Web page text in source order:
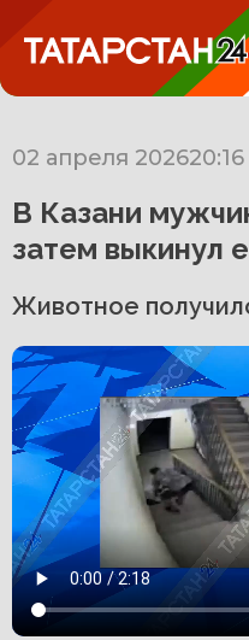
02 апреля 202620:16
В Казани
затем выкинул
Животное